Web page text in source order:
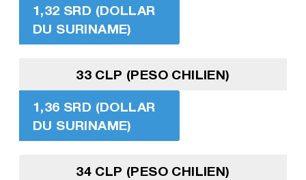
1,32 SRD (DOLLAR
DU SURINAME)
33 CLP (PESO CHILIEN)
1,36 SRD (DOLLAR
DU SURINAME)
34 CLP (PESO CHILIEN)